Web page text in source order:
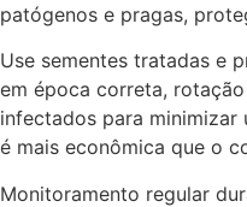
patógenos e pragas,
Use sementes tratadas e
em época correta,
infectados para minimizar
é mais econômica que o
Monitoramento regular